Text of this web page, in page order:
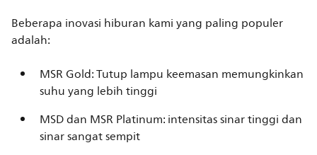
Beberapa inovasi hiburan kami yang paling populer
adalah:
MSR Gold: Tutup lampu keemasan memungkinkan
suhu yang lebih tinggi
MSD dan MSR Platinum: intensitas sinar tinggi dan
sinar sangat sempit